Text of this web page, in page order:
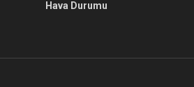
Hava Durumu